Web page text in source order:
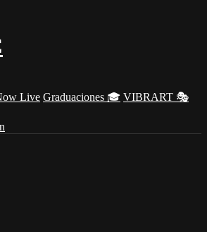
Live Graduaciones 🎓 VIBRART 🎭